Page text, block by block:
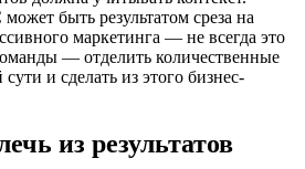
быть результатом среза на
маркетинга — не всегда это
— отделить количественные
и сделать из этого бизнес-
из результатов